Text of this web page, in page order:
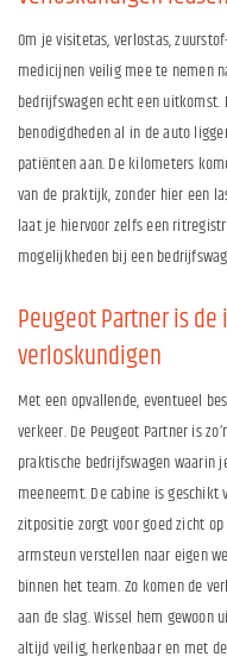
Om je visitetas, verlostas,
medicijnen veilig mee te nemen
bedrijfswagen echt een
benodigdheden al in de auto
patiënten aan. De kilometers
van de praktijk, zonder hier een
laat je hiervoor zelfs een
mogelijkheden bij een
Peugeot Partner is
verloskundigen
Met een opvallende, eventueel
verkeer. De Peugeot Partner is
praktische bedrijfswagen waarin
meeneemt. De cabine is geschikt
zitpositie zorgt voor goed zicht
armsteun verstellen naar eigen
binnen het team. Zo komen de
aan de slag. Wissel hem gewoon
altijd veilig, herkenbaar en met